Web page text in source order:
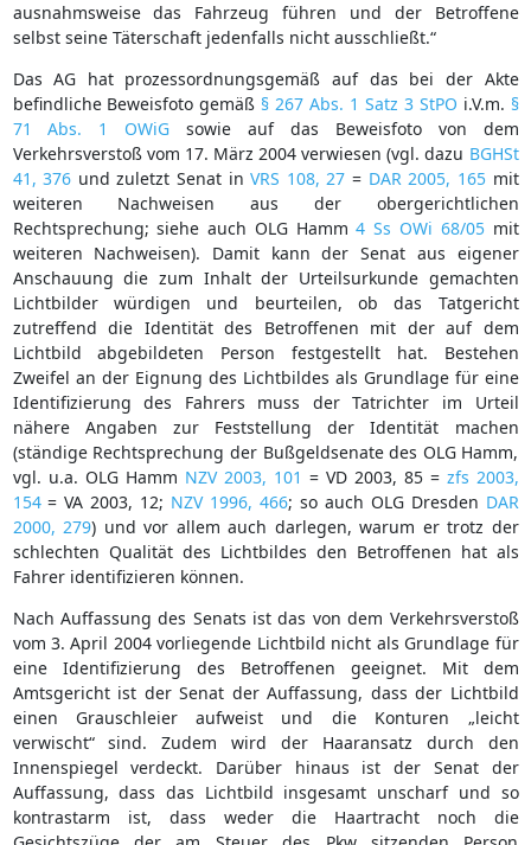
ausnahmsweise das Fahrzeug führen und der Betroffene
selbst seine Täterschaft jedenfalls nicht ausschließt.“
Das AG hat prozessordnungsgemäß auf das bei der Akte
befindliche Beweisfoto gemäß § 267 Abs. 1 Satz 3 StPO i.V.m. §
71 Abs. 1 OWiG sowie auf das Beweisfoto von dem
Verkehrsverstoß vom 17. März 2004 verwiesen (vgl. dazu BGHSt
41, 376 und zuletzt Senat inVRS 108, 27 = DAR 2005, 165mit
weiteren Nachweisen aus der obergerichtlichen
Rechtsprechung; siehe auch OLG Hamm4 Ss OWi 68/05mit
weiteren Nachweisen). Damit kann der Senat aus eigener
Anschauung die zum Inhalt der Urteilsurkunde gemachten
Lichtbilder würdigen und beurteilen, ob das Tatgericht
zutreffend die Identität des Betroffenen mit der auf dem
Lichtbild abgebildeten Person festgestellt hat. Bestehen
Zweifel an der Eignung des Lichtbildes als Grundlage für eine
Identifizierung des Fahrers muss der Tatrichter im Urteil
nähere Angaben zur Feststellung der Identität machen
(ständige Rechtsprechung der Bußgeldsenate des OLG Hamm,
vgl. u.a. OLG Hamm NZV 2003, 101 = VD 2003, 85 = zfs 2003,
154= VA 2003, 12; NZV 1996, 466; so auch OLG Dresden DAR
2000, 279) und vor allem auch darlegen, warum er trotz der
schlechten Qualität des Lichtbildes den Betroffenen hat als
Fahrer identifizieren können.
Nach Auffassung des Senats ist das von dem Verkehrsverstoß
vom 3. April 2004 vorliegende Lichtbild nicht als Grundlage für
eine Identifizierung des Betroffenen geeignet. Mit dem
Amtsgericht ist der Senat der Auffassung, dass der Lichtbild
einen Grauschleier aufweist und die Konturen „leicht
verwischt“ sind. Zudem wird der Haaransatz durch den
Innenspiegel verdeckt. Darüber hinaus ist der Senat der
Auffassung, dass das Lichtbild insgesamt unscharf und so
kontrastarm ist, dass weder die Haartracht noch die